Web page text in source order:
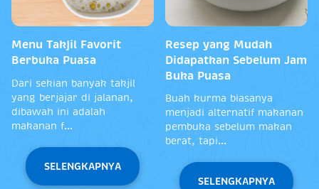
Menu Takjil Favorit
Berbuka Puasa
Dari sekian banyak takjil
yang berjajar di jalanan,
dibawah ini adalah
makanan f...
SELENGKAPNYA
Resep yang Mudah
Didapatkan Sebelum Jam
Buka Puasa
Buah kurma biasanya
menjadi alternatif makanan
pembuka sebelum makan
berat, tapi...
SELENGKAPNYA